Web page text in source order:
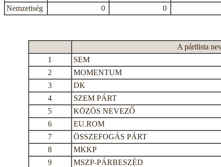
Nemzetiség
0 0
A pártlista
1
SEM
2
MOMENTUM
3
DK
4
SZEM PÁRT
5
KÖZÖS NEVEZŐ
6
EU.ROM
7
ÖSSZEFOGÁS PÁRT
8
MKKP
9
MSZP-PÁRBESZÉD